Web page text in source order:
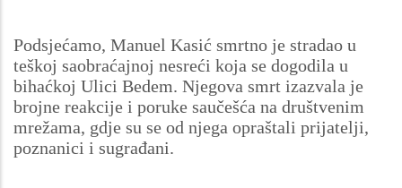
Podsjećamo, Manuel Kasić smrtno je stradao u
teškoj saobraćajnoj nesreći koja se dogodila u
bihaćkoj Ulici Bedem. Njegova smrt izazvala je
brojne reakcije i poruke saučešća na društvenim
mrežama, gdje su se od njega opraštali prijatelji,
poznanici i sugrađani.